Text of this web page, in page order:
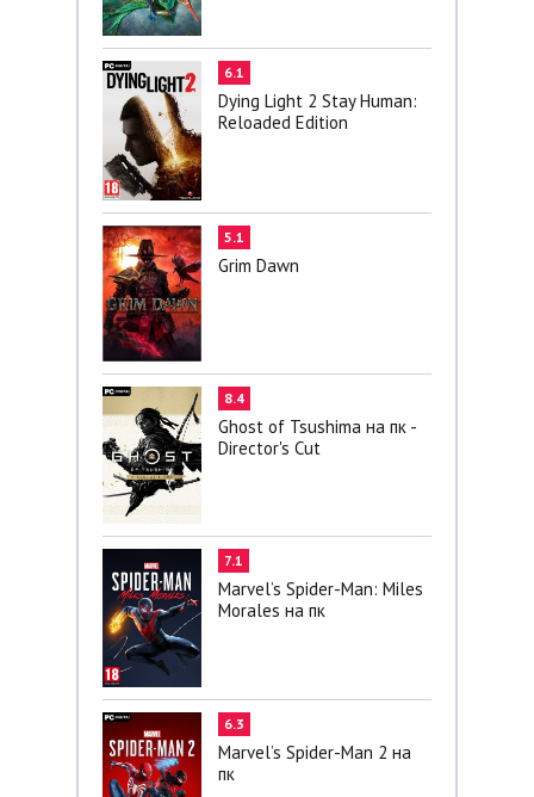
6.1
Dying Light 2 Stay Human:
Reloaded Edition
5.1
Grim Dawn
8.4
Ghost of Tsushima на пк -
Director's Cut
7.1
Marvel’s Spider-Man: Miles
Morales на пк
6.3
Marvel’s Spider-Man 2 на
пк